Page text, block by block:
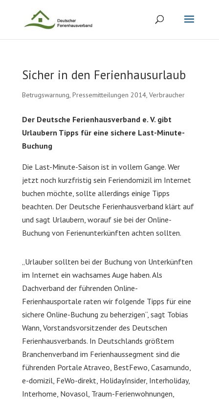
Sicher in den Ferienhausurlaub
Betrugswarnung, Pressemitteilungen 2014, Verbraucher
Der Deutsche Ferienhausverband e. V. gibt
Urlaubern Tipps für eine sichere Last-Minute-
Buchung
Die Last-Minute-Saison ist in vollem Gange. Wer
jetzt noch kurzfristig sein Feriendomizil im Internet
buchen möchte, sollte allerdings einige Tipps
beachten. Der Deutsche Ferienhausverband klärt auf
und sagt Urlaubern, worauf sie bei der Online-
Buchung von Ferienunterkünften achten sollten.
„Urlauber sollten bei der Buchung von Unterkünften
im Internet ein wachsames Auge haben. Als
Dachverband der führenden Online-
Ferienhausportale raten wir folgende Tipps für eine
sichere Online-Buchung zu beherzigen“, sagt Tobias
Wann, Vorstandsvorsitzender des Deutschen
Ferienhausverbands. In Deutschlands größtem
Branchenverband im Ferienhaussegment sind die
führenden Portale Atraveo, BestFewo, Casamundo,
e-domizil, FeWo-direkt, HolidayInsider, Interholiday,
Interhome, Novasol, Traum-Ferienwohnungen,